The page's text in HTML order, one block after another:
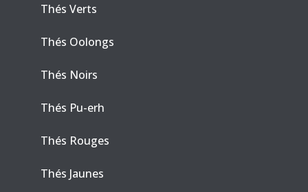
Thés Verts
Thés Oolongs
Thés Noirs
Thés Pu-erh
Thés Rouges
Thés Jaunes